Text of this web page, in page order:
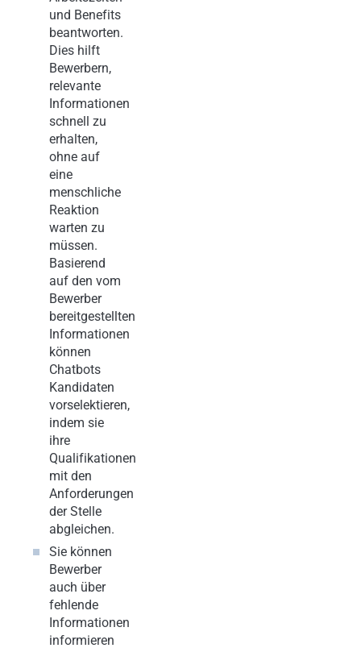
und Benefits
beantworten.
Dies hilft
Bewerbern,
relevante
Informationen
schnell zu
erhalten,
ohne auf
eine
menschliche
Reaktion
warten zu
müssen.
Basierend
auf den vom
Bewerber
bereitgestellten
Informationen
können
Chatbots
Kandidaten
vorselektieren,
indem sie
ihre
Qualifikationen
mit den
Anforderungen
der Stelle
abgleichen.
Sie können
Bewerber
auch über
fehlende
Informationen
informieren